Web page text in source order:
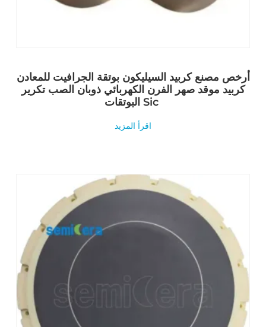
أرخص مصنع كربيد السيليكون بوتقة الجرافيت للمعادن
كربيد موقد صهر الفرن الكهربائي ذوبان الصب تكرير
البوتقات Sic
اقرأ المزيد